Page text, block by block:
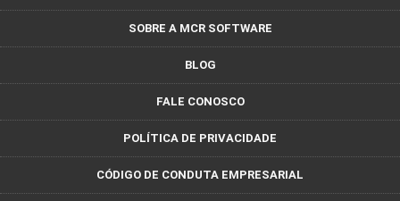
SOBRE A MCR SOFTWARE
BLOG
FALE CONOSCO
POLÍTICA DE PRIVACIDADE
CÓDIGO DE CONDUTA EMPRESARIAL